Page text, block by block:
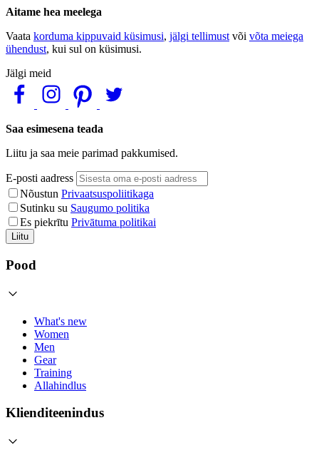
Aitame hea meelega
Vaata korduma kippuvaid küsimusi, jälgi tellimust või võta meiega
ühendust, kui sul on küsimusi.
Jälgi meid
Saa esimesena teada
Liitu ja saa meie parimad pakkumised.
E-posti aadress
Nõustun Privaatsuspoliitikaga
Sutinku su Saugumo politika
Es piekrītu Privātuma politikai
Liitu
Pood
What's new
Women
Men
Gear
Training
Allahindlus
Klienditeenindus